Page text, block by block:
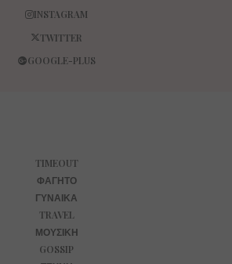
INSTAGRAM
TWITTER
GOOGLE-PLUS
TIMEOUT
ΦΑΓΗΤΌ
ΓΥΝΑΊΚΑ
TRAVEL
ΜΟΥΣΙΚΉ
GOSSIP